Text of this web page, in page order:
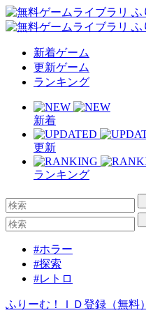
新着ゲーム
更新ゲーム
ランキング
新着
更新
ランキング
#ホラー
#探索
#レトロ
ふりーむ！ＩＤ登録（無料）